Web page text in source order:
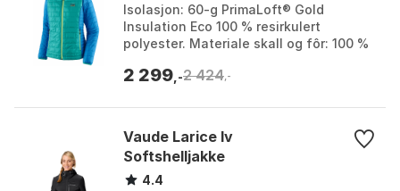
Isolasjon: 60-g PrimaLoft® Gold
Insulation Eco 100 % resirkulert
polyester. Materiale skall og fôr: 100 %
uten PFAS. Passfo...
2 299 ,-2 424,-
Vaude Larice Iv
Softshelljakke
4.4